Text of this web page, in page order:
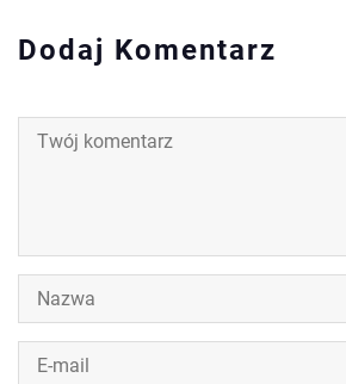
Dodaj Komentarz